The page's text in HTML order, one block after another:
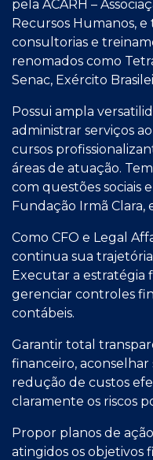
pela ACARH –
Recursos Humanos,
consultorias e
renomados como
Senac, Exército
Possui ampla
administrar serviços
cursos
áreas de atuação.
com questões sociais
Fundação Irmã Clara,
Como CFO e Legal
continua sua
Executar a estratégia
gerenciar controles
contábeis.
Garantir total
financeiro,
redução de custos
claramente os riscos
Propor planos de
atingidos os objetivos